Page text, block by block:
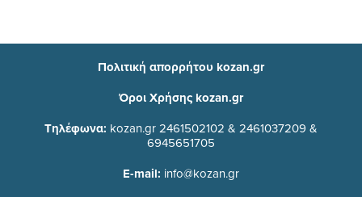
Πολιτική απορρήτου kozan.gr
Όροι Χρήσης kozan.gr
Τηλέφωνα: kozan.gr 2461502102 & 2461037209 &
6945651705
E-mail: info@kozan.gr